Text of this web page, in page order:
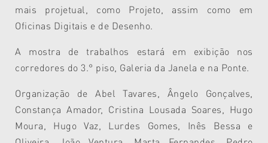
mais projetual, como Projeto, assim como em
Oficinas Digitais e de Desenho.
A mostra de trabalhos estará em exibição nos
corredores do 3.° piso, Galeria da Janela e na Ponte.
Organização de Abel Tavares, Ângelo Gonçalves,
Constança Amador, Cristina Lousada Soares, Hugo
Moura, Hugo Vaz, Lurdes Gomes, Inês Bessa e